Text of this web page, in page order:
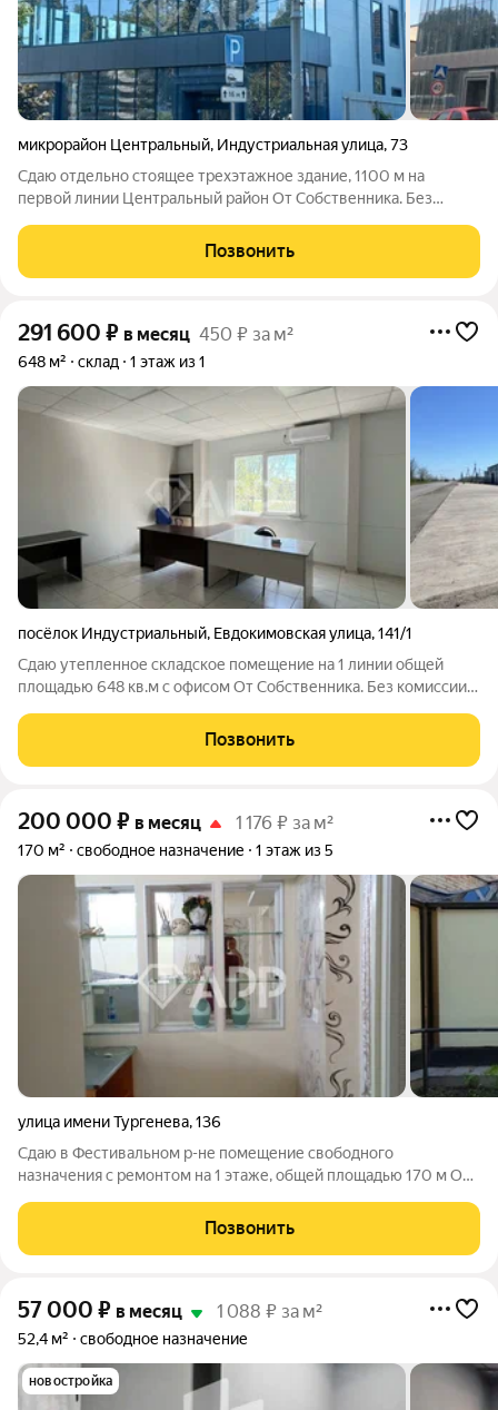
микрорайон Центральный, Индустриальная улица,73
Сдаю отдельно стоящее трехэтажное здание, 1100 м на
первой линии Центральный район От Собственника. Без
интенсивный пешеходный и автомобильный трафик, удобный
подъезд, рядом остановки
Позвонить
291 600 ₽ в месяц 450 ₽ за м²
648 м² склад 1 этаж из 1
посёлок Индустриальный, Евдокимовская улица,141/1
Сдаю утепленное складское помещение на 1 линии общей
площадью 648 кв.м с офисом От Собственника. Без комиссии
выезд к а/д М4 ДОН (Восточный обход) - Район очень высокой
деловой активности
Позвонить
200 000 ₽ в месяц 1 176 ₽ за м²
170 м² свободное назначение 1 этаж из 5
улица имени Тургенева,136
Сдаю в Фестивальном р-не помещение свободного
назначения с ремонтом на 1 этаже, общей площадью 170 м От
Фестивальный мкр - Первый этаж - Высокий пешеходный и
автомобильный трафик - Отдельный вход с
Позвонить
57 000 ₽ в месяц 1 088 ₽ за м²
52,4 м² свободное назначение
новостройка